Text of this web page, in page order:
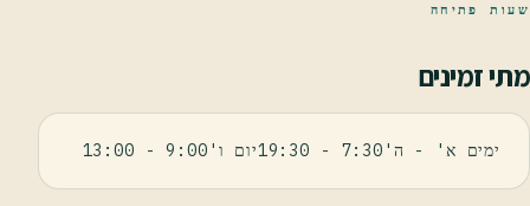
שעות פתיחה
מתי זמינים
ימים א' - ה'7:30 - 19:30יום ו'9:00 - 13:00